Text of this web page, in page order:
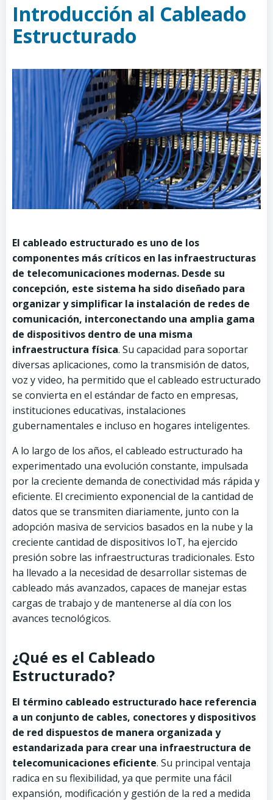
Introducción al Cableado
Estructurado
El cableado estructurado es uno de los
componentes más críticos en las infraestructuras
de telecomunicaciones modernas. Desde su
concepción, este sistema ha sido diseñado para
organizar y simplificar la instalación de redes de
comunicación, interconectando una amplia gama
de dispositivos dentro de una misma
infraestructura física. Su capacidad para soportar
diversas aplicaciones, como la transmisión de datos,
voz y video, ha permitido que el cableado estructurado
se convierta en el estándar de facto en empresas,
instituciones educativas, instalaciones
gubernamentales e incluso en hogares inteligentes.
A lo largo de los años, el cableado estructurado ha
experimentado una evolución constante, impulsada
por la creciente demanda de conectividad más rápida y
eficiente. El crecimiento exponencial de la cantidad de
datos que se transmiten diariamente, junto con la
adopción masiva de servicios basados en la nube y la
creciente cantidad de dispositivos IoT, ha ejercido
presión sobre las infraestructuras tradicionales. Esto
ha llevado a la necesidad de desarrollar sistemas de
cableado más avanzados, capaces de manejar estas
cargas de trabajo y de mantenerse al día con los
avances tecnológicos.
¿Qué es el Cableado
Estructurado?
El término cableado estructurado hace referencia
a un conjunto de cables, conectores y dispositivos
de red dispuestos de manera organizada y
estandarizada para crear una infraestructura de
telecomunicaciones eficiente. Su principal ventaja
radica en su flexibilidad, ya que permite una fácil
expansión, modificación y gestión de la red a medida